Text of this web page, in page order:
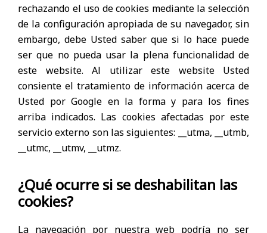
rechazando el uso de cookies mediante la selección
de la configuración apropiada de su navegador, sin
embargo, debe Usted saber que si lo hace puede
ser que no pueda usar la plena funcionalidad de
este website. Al utilizar este website Usted
consiente el tratamiento de información acerca de
Usted por Google en la forma y para los fines
arriba indicados. Las cookies afectadas por este
servicio externo son las siguientes: __utma, __utmb,
__utmc, __utmv, __utmz.
¿Qué ocurre si se deshabilitan las
cookies?
La navegación por nuestra web podría no ser